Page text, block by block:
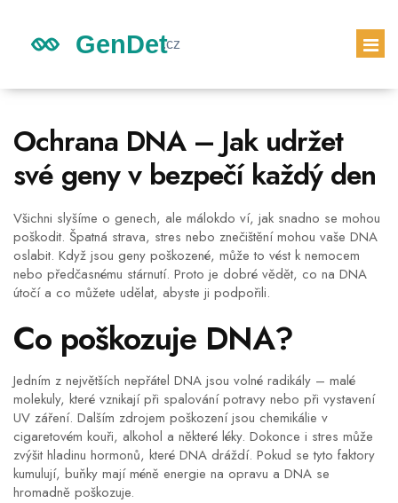
GENETICKÉ DĚDICTVÍ
DĚDICTVÍ DĚTÍ
GENETICKÝ TEST
Ochrana DNA – Jak udržet
své geny v bezpečí každý den
Všichni slyšíme o genech, ale málokdo ví, jak snadno se mohou
poškodit. Špatná strava, stres nebo znečištění mohou vaše DNA
oslabit. Když jsou geny poškozené, může to vést k nemocem
nebo předčasnému stárnutí. Proto je dobré vědět, co na DNA
útočí a co můžete udělat, abyste ji podpořili.
Co poškozuje DNA?
Jedním z největších nepřátel DNA jsou volné radikály – malé
molekuly, které vznikají při spalování potravy nebo při vystavení
UV záření. Dalším zdrojem poškození jsou chemikálie v
cigaretovém kouři, alkohol a některé léky. Dokonce i stres může
zvýšit hladinu hormonů, které DNA dráždí. Pokud se tyto faktory
kumulují, buňky mají méně energie na opravu a DNA se
hromadně poškozuje.